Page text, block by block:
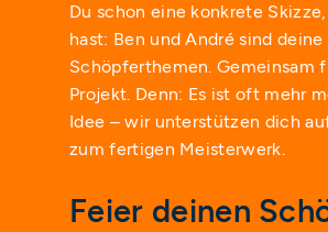
Du schon eine konkrete
hast: Ben und André sind
Schöpferthemen. Gemeinsam
Projekt. Denn: Es ist oft mehr
Idee – wir unterstützen dich
zum fertigen Meisterwerk.
Feier deinen